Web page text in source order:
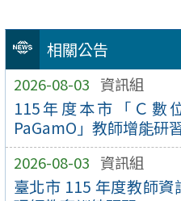
相關公告
2026-08-03 資訊組
115年度本市「Ｃ數
PaGamO」教師增能研
2026-08-03 資訊組
臺北市 115 年度教師